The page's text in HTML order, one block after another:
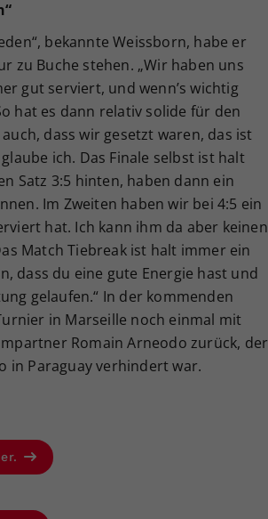
bekannte Weissborn, habe er
zu Buche stehen. „Wir haben uns
gut serviert, und wenn’s wichtig
hat es dann relativ solide für den
dass wir gesetzt waren, das ist
ich. Das Finale selbst ist halt
Satz 3:5 hinten, haben dann ein
Im Zweiten haben wir bei 4:5 ein
hat. Ich kann ihm da aber keinen
Match Tiebreak ist halt immer ein
dass du eine gute Energie hast und
gelaufen.“ In der kommenden
in Marseille noch einmal mit
Romain Arneodo zurück, der
in Paraguay verhindert war.